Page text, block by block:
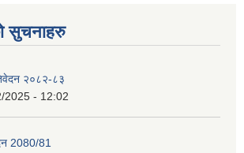
सुचनाहरु
२०८२-८३
2025 - 12:02
2080/81